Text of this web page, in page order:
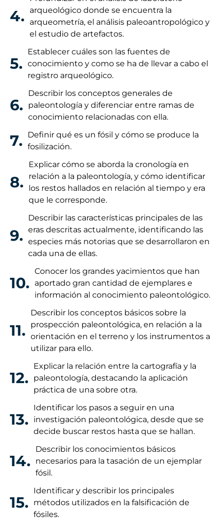
4.
arqueológico donde se encuentra la
arqueometría, el análisis paleoantropológico y
el estudio de artefactos.
5.
Establecer cuáles son las fuentes de
conocimiento y como se ha de llevar a cabo el
registro arqueológico.
6.
Describir los conceptos generales de
paleontología y diferenciar entre ramas de
conocimiento relacionadas con ella.
7.
Definir qué es un fósil y cómo se produce la
fosilización.
8.
Explicar cómo se aborda la cronología en
relación a la paleontología, y cómo identificar
los restos hallados en relación al tiempo y era
que le corresponde.
9.
Describir las características principales de las
eras descritas actualmente, identificando las
especies más notorias que se desarrollaron en
cada una de ellas.
10.
Conocer los grandes yacimientos que han
aportado gran cantidad de ejemplares e
información al conocimiento paleontológico.
11.
Describir los conceptos básicos sobre la
prospección paleontológica, en relación a la
orientación en el terreno y los instrumentos a
utilizar para ello.
12.
Explicar la relación entre la cartografía y la
paleontología, destacando la aplicación
práctica de una sobre otra.
13.
Identificar los pasos a seguir en una
investigación paleontológica, desde que se
decide buscar restos hasta que se hallan.
14.
Describir los conocimientos básicos
necesarios para la tasación de un ejemplar
fósil.
15.
Identificar y describir los principales
métodos utilizados en la falsificación de
fósiles.